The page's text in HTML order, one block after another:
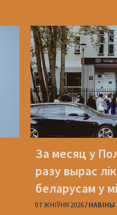
За месяц у
разу вырас
беларусам у
абароне
07 ЖНІЎНЯ 2026 НАВІНЫ